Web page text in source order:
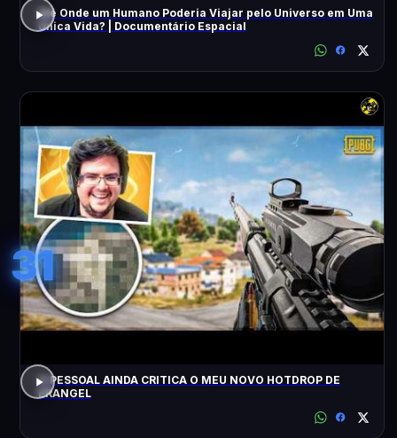
Até Onde um Humano Poderia Viajar pelo Universo em Uma
Única Vida? | Documentário Espacial
31
O PESSOAL AINDA CRITICA O MEU NOVO HOTDROP DE
ERANGEL